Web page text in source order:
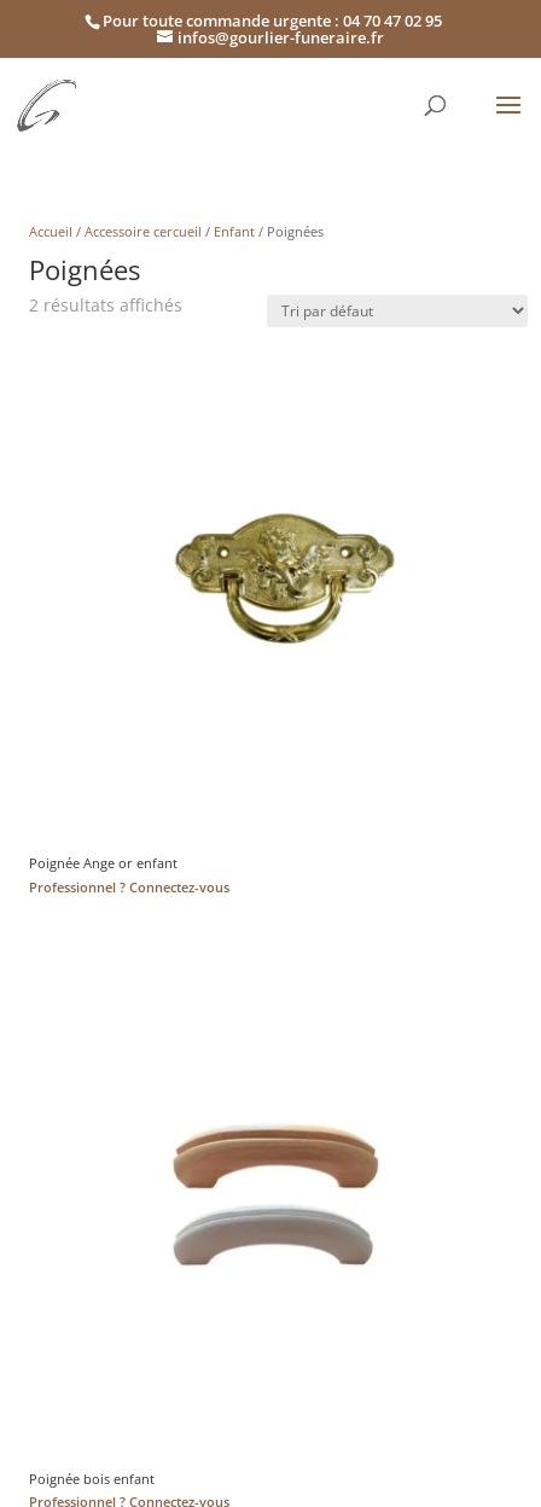
Pour toute commande urgente : 04 70 47 02 95
infos@gourlier-funeraire.fr
Accueil / Accessoire cercueil / Enfant/ Poignées
Poignées
2 résultats affichés
Poignée Ange or enfant
Professionnel ? Connectez-vous
Poignée bois enfant
Professionnel ? Connectez-vous